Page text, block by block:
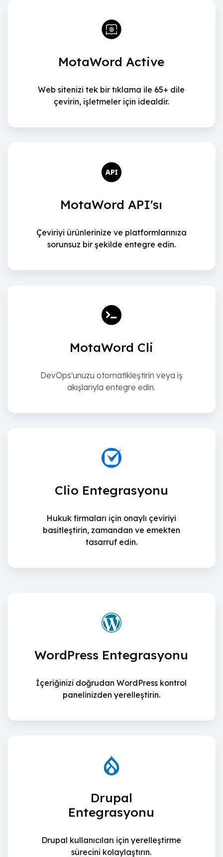
MotaWord Active
Web sitenizi tek bir tıklama ile 65+ dile
çevirin, işletmeler için idealdir.
MotaWord API'sı
Çeviriyi ürünlerinize ve platformlarınıza
sorunsuz bir şekilde entegre edin.
MotaWord Cli
DevOps'unuzu otomatikleştirin veya iş
akışlarıyla entegre edin.
Clio Entegrasyonu
Hukuk firmaları için onaylı çeviriyi
basitleştirin, zamandan ve emekten
tasarruf edin.
WordPress Entegrasyonu
İçeriğinizi doğrudan WordPress kontrol
panelinizden yerelleştirin.
Drupal
Entegrasyonu
Drupal kullanıcıları için yerelleştirme
sürecini kolaylaştırın.